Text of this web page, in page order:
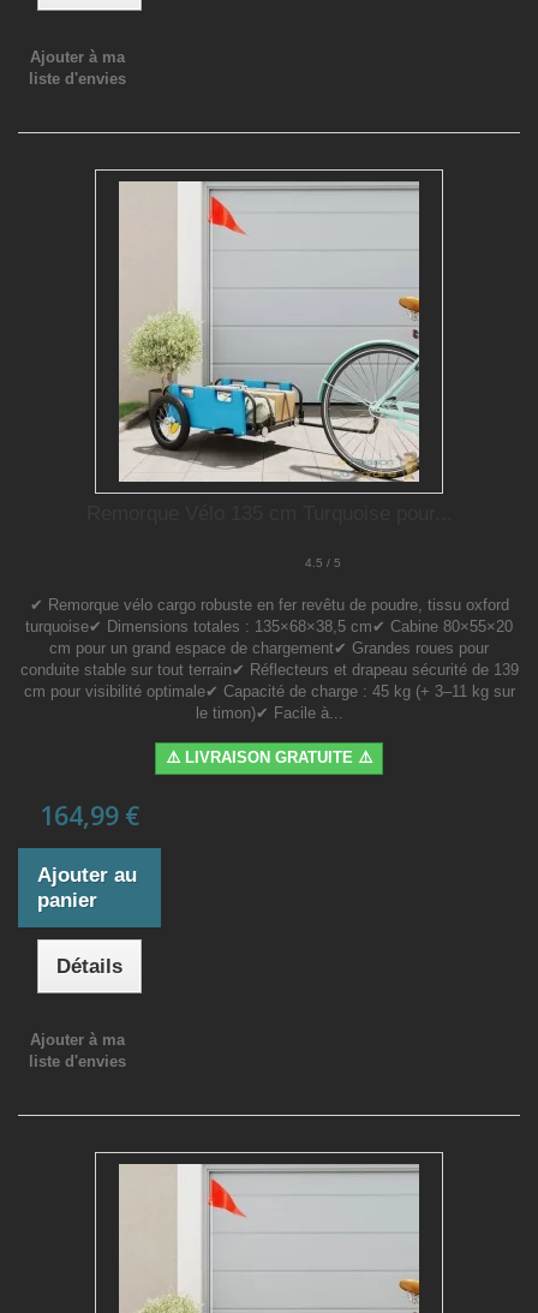
Ajouter à ma
liste d'envies
4.5 / 5
✔ Remorque vélo cargo robuste en fer revêtu de poudre, tissu oxford
turquoise✔ Dimensions totales : 135×68×38,5 cm✔ Cabine 80×55×20
cm pour un grand espace de chargement✔ Grandes roues pour
conduite stable sur tout terrain✔ Réflecteurs et drapeau sécurité de 139
cm pour visibilité optimale✔ Capacité de charge : 45 kg (+ 3–11 kg sur
le timon)✔ Facile à...
⚠️ LIVRAISON GRATUITE ⚠️
164,99 €
Ajouter au
panier
Détails
Ajouter à ma
liste d'envies